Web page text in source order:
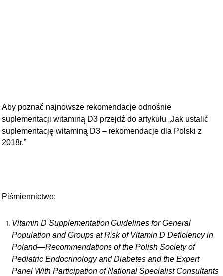
Aby poznać najnowsze rekomendacje odnośnie
suplementacji witaminą D3 przejdź do artykułu „Jak ustalić
suplementację witaminą D3 – rekomendacje dla Polski z
2018r.”
Piśmiennictwo:
Vitamin D Supplementation Guidelines for General
Population and Groups at Risk of Vitamin D Deficiency in
Poland—Recommendations of the Polish Society of
Pediatric Endocrinology and Diabetes and the Expert
Panel With Participation of National Specialist Consultants